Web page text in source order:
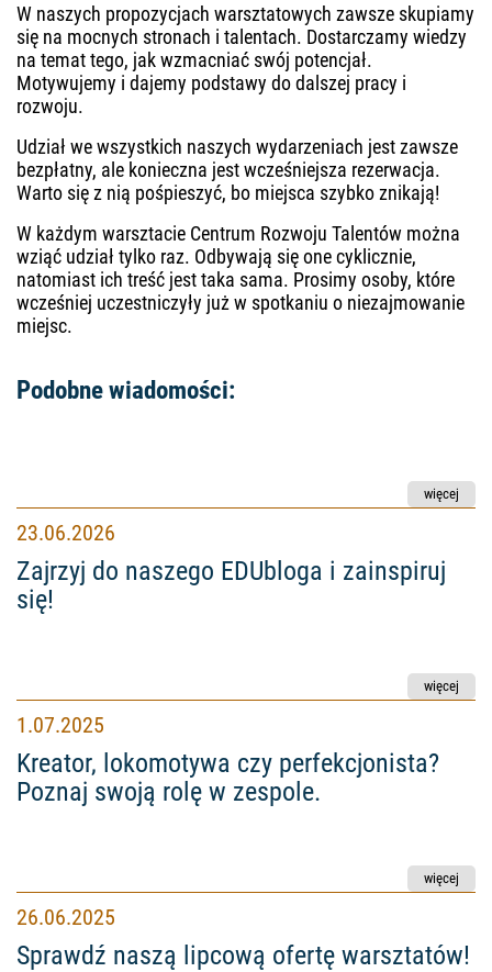
W naszych propozycjach warsztatowych zawsze skupiamy
się na mocnych stronach i talentach. Dostarczamy wiedzy
na temat tego, jak wzmacniać swój potencjał.
Motywujemy i dajemy podstawy do dalszej pracy i
rozwoju.
Udział we wszystkich naszych wydarzeniach jest zawsze
bezpłatny, ale konieczna jest wcześniejsza rezerwacja.
Warto się z nią pośpieszyć, bo miejsca szybko znikają!
W każdym warsztacie Centrum Rozwoju Talentów można
wziąć udział tylko raz. Odbywają się one cyklicznie,
natomiast ich treść jest taka sama. Prosimy osoby, które
wcześniej uczestniczyły już w spotkaniu o niezajmowanie
miejsc.
Podobne wiadomości:
23.06.2026
Zajrzyj do naszego EDUbloga i zainspiruj
się!
1.07.2025
Kreator, lokomotywa czy perfekcjonista?
Poznaj swoją rolę w zespole.
26.06.2025
Sprawdź naszą lipcową ofertę warsztatów!